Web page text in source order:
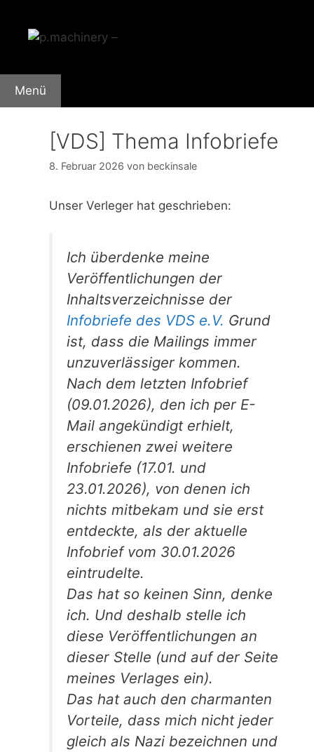
Inhalt
springen
Menü
[VDS] Thema Infobriefe
8. Februar 2026 von beckinsale
Unser Verleger hat geschrieben:
Ich überdenke meine
Veröffentlichungen der
Inhaltsverzeichnisse der
Infobriefe des VDS e.V. Grund
ist, dass die Mailings immer
unzuverlässiger kommen.
Nach dem letzten Infobrief
(09.01.2026), den ich per E-
Mail angekündigt erhielt,
erschienen zwei weitere
Infobriefe (17.01. und
23.01.2026), von denen ich
nichts mitbekam und sie erst
entdeckte, als der aktuelle
Infobrief vom 30.01.2026
eintrudelte.
Das hat so keinen Sinn, denke
ich. Und deshalb stelle ich
diese Veröffentlichungen an
dieser Stelle (und auf der Seite
meines Verlages ein).
Das hat auch den charmanten
Vorteile, dass mich nicht jeder
gleich als Nazi bezeichnen und